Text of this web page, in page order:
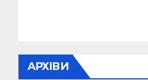
АРХІВИ